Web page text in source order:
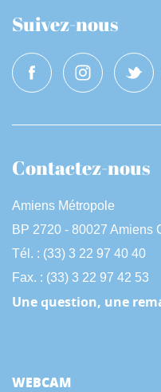
Suivez-nous
Contactez-nous
Amiens Métropole
BP 2720 - 80027 Amiens
Tél. : (33) 3 22 97 40 40
Fax. : (33) 3 22 97 42 53
Une question, une
WEBCAM